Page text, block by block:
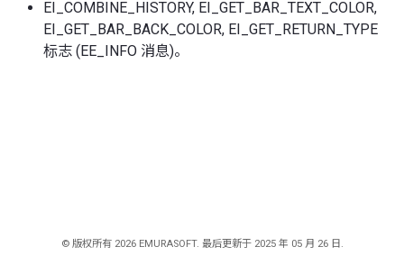
EI_COMBINE_HISTORY, EI_GET_BAR_TEXT_COLOR,
EI_GET_BAR_BACK_COLOR, EI_GET_RETURN_TYPE
标志 (EE_INFO 消息)。
© 版权所有 2026 EMURASOFT. 最后更新于 2025 年 05 月 26 日.